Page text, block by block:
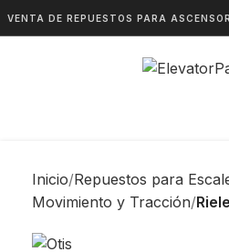
VENTA DE REPUESTOS PARA
Inicio Repuestos para
Movimiento y Tracción